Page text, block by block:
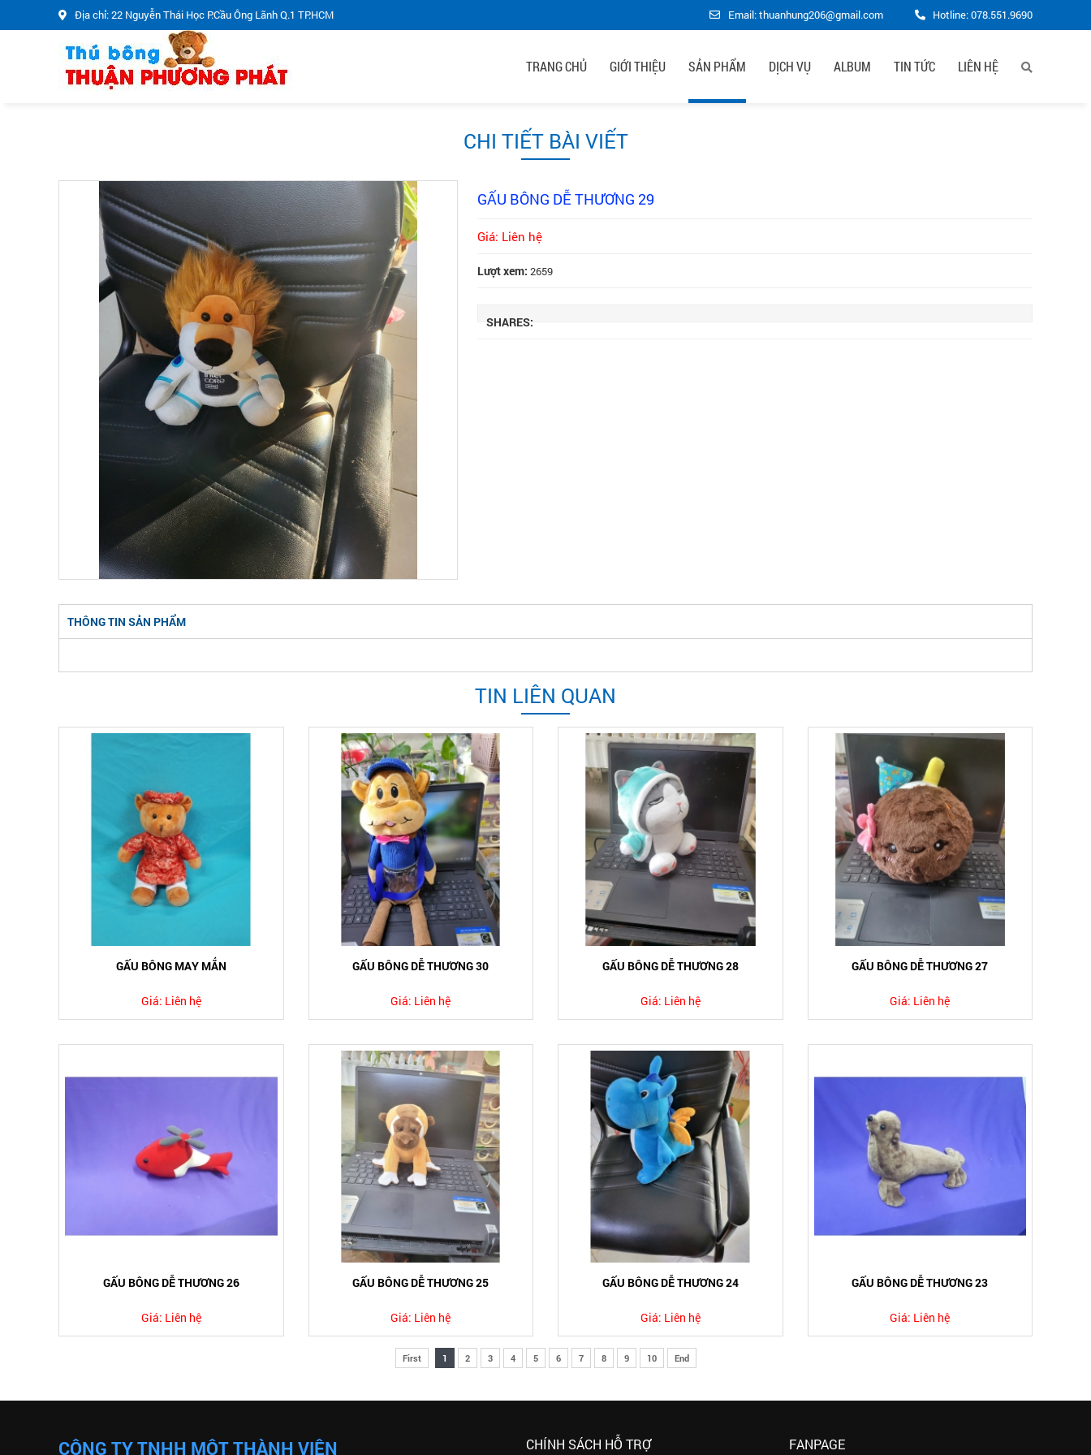
Địa chỉ: 22 Nguyễn Thái Học P.Cầu Ông Lãnh Q.1 TP.HCM Email: thuanhung206@gmail.com Hotline:078.551.9690
TRANG CHỦ GIỚI THIỆU SẢN PHẨM DỊCH VỤ ALBUM TIN TỨC LIÊN HỆ
CHI TIẾT BÀI VIẾT
GẤU BÔNG DỄ THƯƠNG 29
Giá: Liên hệ
Lượt xem: 2659
SHARES:
THÔNG TIN SẢN PHẨM
TIN LIÊN QUAN
GẤU BÔNG MAY MẮN
Giá: Liên hệ
GẤU BÔNG DỄ THƯƠNG 30
Giá: Liên hệ
GẤU BÔNG DỄ THƯƠNG 28
Giá: Liên hệ
GẤU BÔNG DỄ THƯƠNG 27
Giá: Liên hệ
GẤU BÔNG DỄ THƯƠNG 26
Giá: Liên hệ
GẤU BÔNG DỄ THƯƠNG 25
Giá: Liên hệ
GẤU BÔNG DỄ THƯƠNG 24
Giá: Liên hệ
GẤU BÔNG DỄ THƯƠNG 23
Giá: Liên hệ
First 1 2 3 4 5 6 7 8 9 10 End
CÔNG TY TNHH MỘT THÀNH VIÊN
CHÍNH SÁCH HỖ TRỢ FANPAGE